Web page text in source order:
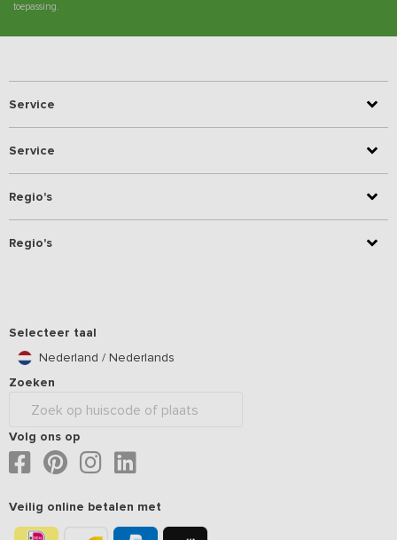
toepassing.
Service
Service
Regio's
Regio's
Selecteer taal
Nederland / Nederlands
Zoeken
Volg ons op
Veilig online betalen met